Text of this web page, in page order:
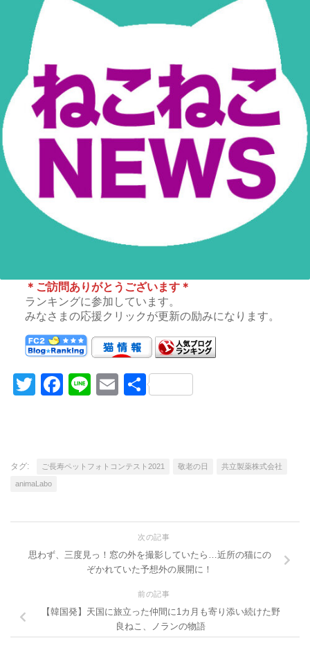
＊ご訪問ありがとうございます＊
ランキングに参加しています。
みなさまの応援クリックが更新の励みになります。
TwitterFacebook
LineEmail
共
タグ: ご長寿ペットフォトコンテスト2021 敬老の日 共立製薬株式会社
animaLabo
次の記事
思わず、三度見っ！窓の外を撮影していたら…近所の猫にの
ぞかれていた予想外の展開に！
前の記事
【韓国発】天国に旅立った仲間に1カ月も寄り添い続けた野
良ねこ、ノランの物語